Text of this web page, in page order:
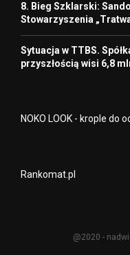
8. Bieg Szklarski:
Stowarzyszenia
Sytuacja w TTBS.
przyszłością wisi 6,8
NOKO LOOK - krople do
Rankomat.pl
@2020 -